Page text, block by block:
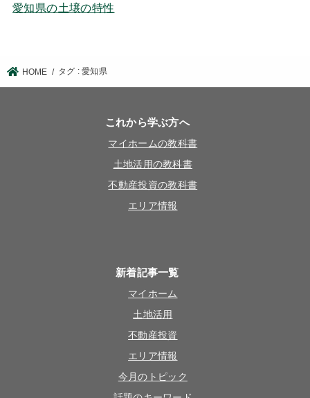
愛知県の土壌の特性
HOME タグ : 愛知県
これから学ぶ方へ
マイホームの教科書
土地活用の教科書
不動産投資の教科書
エリア情報
新着記事一覧
マイホーム
土地活用
不動産投資
エリア情報
今月のトピック